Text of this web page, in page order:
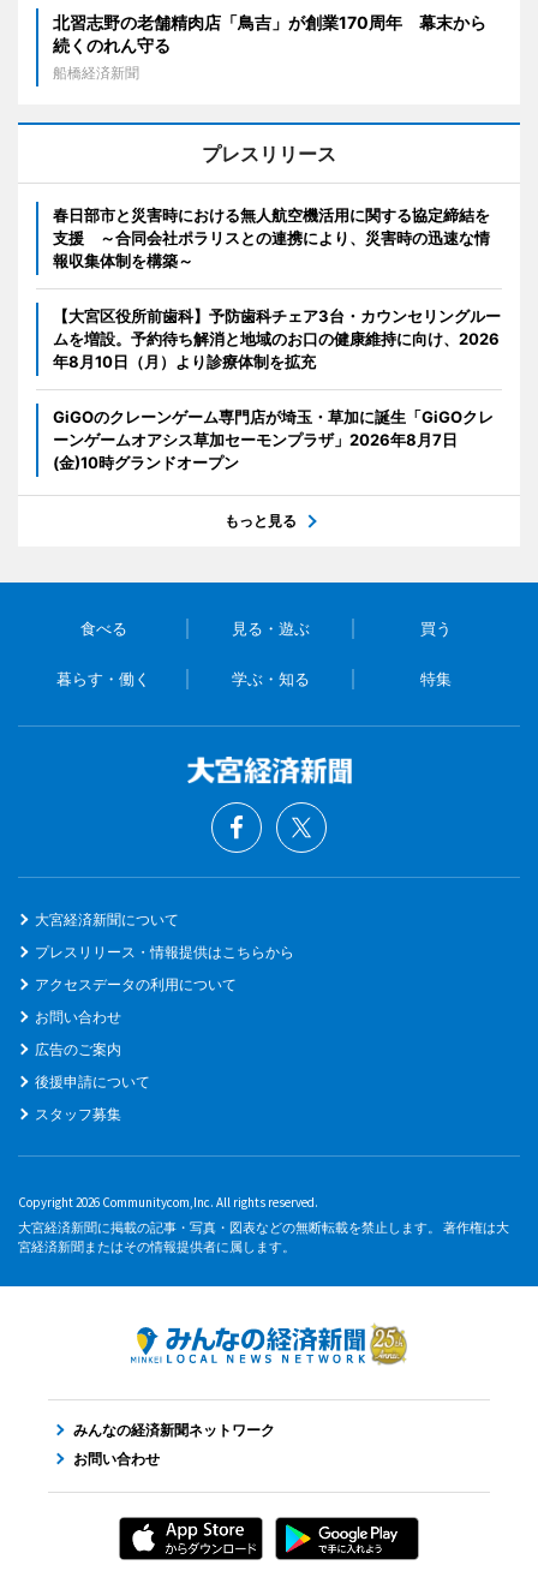
北習志野の老舗精肉店「鳥吉」が創業170周年 幕末から
続くのれん守る
船橋経済新聞
プレスリリース
春日部市と災害時における無人航空機活用に関する協定締結を
支援 ～合同会社ポラリスとの連携により、災害時の迅速な情
報収集体制を構築～
【大宮区役所前歯科】予防歯科チェア3台・カウンセリングルー
ムを増設。予約待ち解消と地域のお口の健康維持に向け、2026
年8月10日（月）より診療体制を拡充
GiGOのクレーンゲーム専門店が埼玉・草加に誕生「GiGOクレ
ーンゲームオアシス草加セーモンプラザ」2026年8月7日
(金)10時グランドオープン
もっと見る
食べる 見る・遊ぶ 買う
暮らす・働く 学ぶ・知る 特集
大宮経済新聞について
プレスリリース・情報提供はこちらから
アクセスデータの利用について
お問い合わせ
広告のご案内
後援申請について
スタッフ募集
Copyright 2026 Communitycom,Inc. All rights reserved.
大宮経済新聞に掲載の記事・写真・図表などの無断転載を禁止します。 著作権は大
宮経済新聞またはその情報提供者に属します。
みんなの経済新聞ネットワーク
お問い合わせ